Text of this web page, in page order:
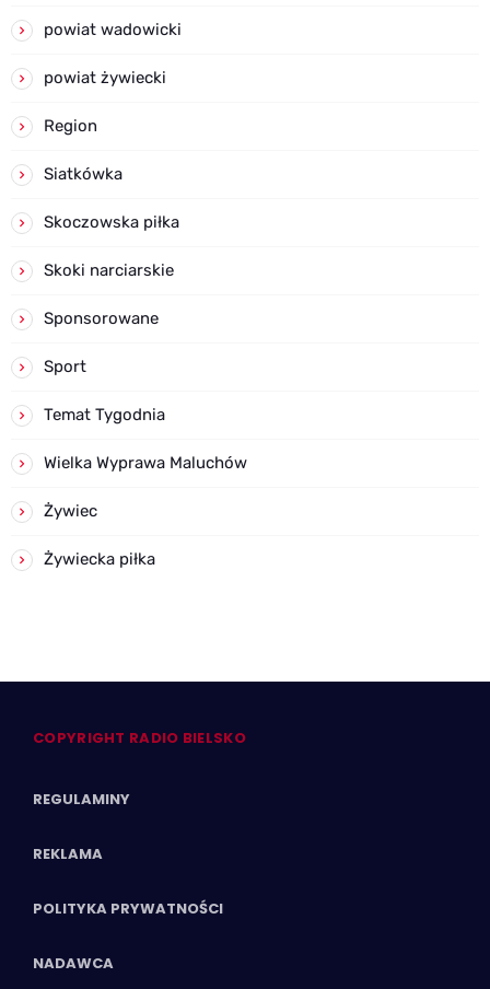
powiat wadowicki
powiat żywiecki
Region
Siatkówka
Skoczowska piłka
Skoki narciarskie
Sponsorowane
Sport
Temat Tygodnia
Wielka Wyprawa Maluchów
Żywiec
Żywiecka piłka
COPYRIGHT RADIO BIELSKO
REGULAMINY
REKLAMA
POLITYKA PRYWATNOŚCI
NADAWCA